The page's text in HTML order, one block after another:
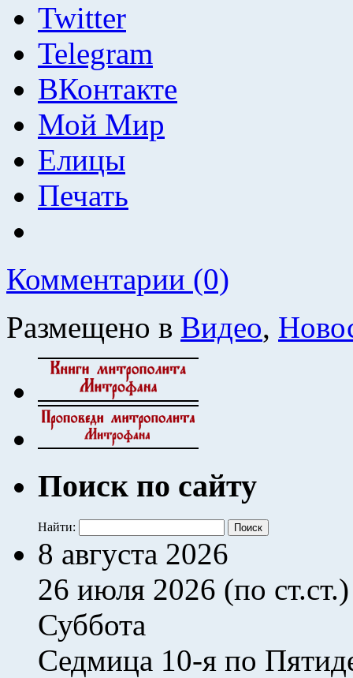
Twitter
Telegram
ВКонтакте
Мой Мир
Елицы
Печать
Комментарии (0)
Размещено в Видео,
Поиск по сайту
Найти:
8 августа 2026
26 июля 2026 (по ст.ст.)
Суббота
Седмица 10-я по